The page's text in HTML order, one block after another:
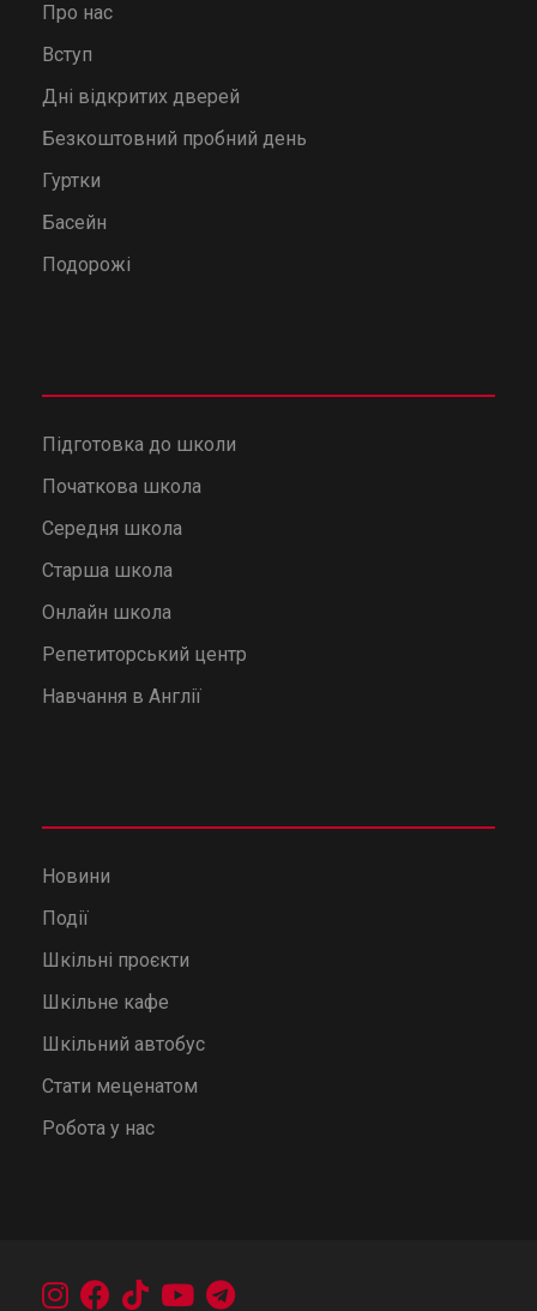
Про нас
Вступ
Дні відкритих дверей
Безкоштовний пробний день
Гуртки
Басейн
Подорожі
Підготовка до школи
Початкова школа
Середня школа
Старша школа
Онлайн школа
Репетиторський центр
Навчання в Англії
Новини
Події
Шкільні проєкти
Шкільне кафе
Шкільний автобус
Стати меценатом
Робота у нас